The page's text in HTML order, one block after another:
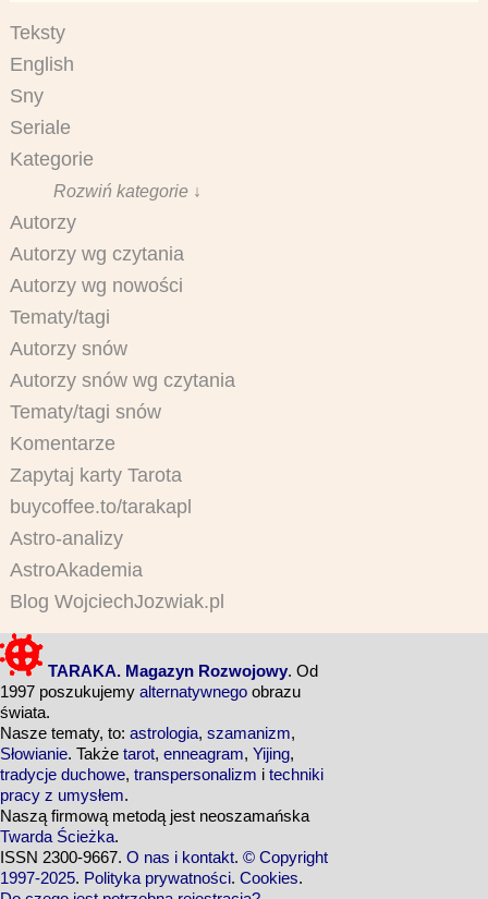
Teksty
English
Sny
Seriale
Kategorie
Rozwiń kategorie ↓
Autorzy
Autorzy wg czytania
Autorzy wg nowości
Tematy/tagi
Autorzy snów
Autorzy snów wg czytania
Tematy/tagi snów
Komentarze
Zapytaj karty Tarota
buycoffee.to/tarakapl
Astro-analizy
AstroAkademia
Blog WojciechJozwiak.pl
TARAKA. Magazyn Rozwojowy. Od
1997 poszukujemy alternatywnego obrazu
świata.
Nasze tematy, to: astrologia, szamanizm,
Słowianie. Także tarot, enneagram, Yijing,
tradycje duchowe, transpersonalizm i techniki
pracy z umysłem.
Naszą firmową metodą jest neoszamańska
Twarda Ścieżka.
ISSN 2300-9667. O nas i kontakt. © Copyright
1997-2025. Polityka prywatności. Cookies.